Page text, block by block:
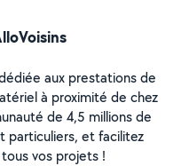
aux prestations de
à proximité de chez
de 4,5 millions de
particuliers, et facilitez
vos projets !